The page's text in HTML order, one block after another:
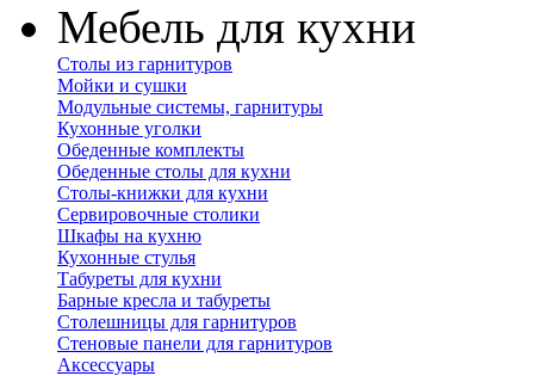
Мебель для кухни
Столы из гарнитуров
Мойки и сушки
Модульные системы, гарнитуры
Кухонные уголки
Обеденные комплекты
Обеденные столы для кухни
Столы-книжки для кухни
Сервировочные столики
Шкафы на кухню
Кухонные стулья
Табуреты для кухни
Барные кресла и табуреты
Столешницы для гарнитуров
Стеновые панели для гарнитуров
Аксессуары